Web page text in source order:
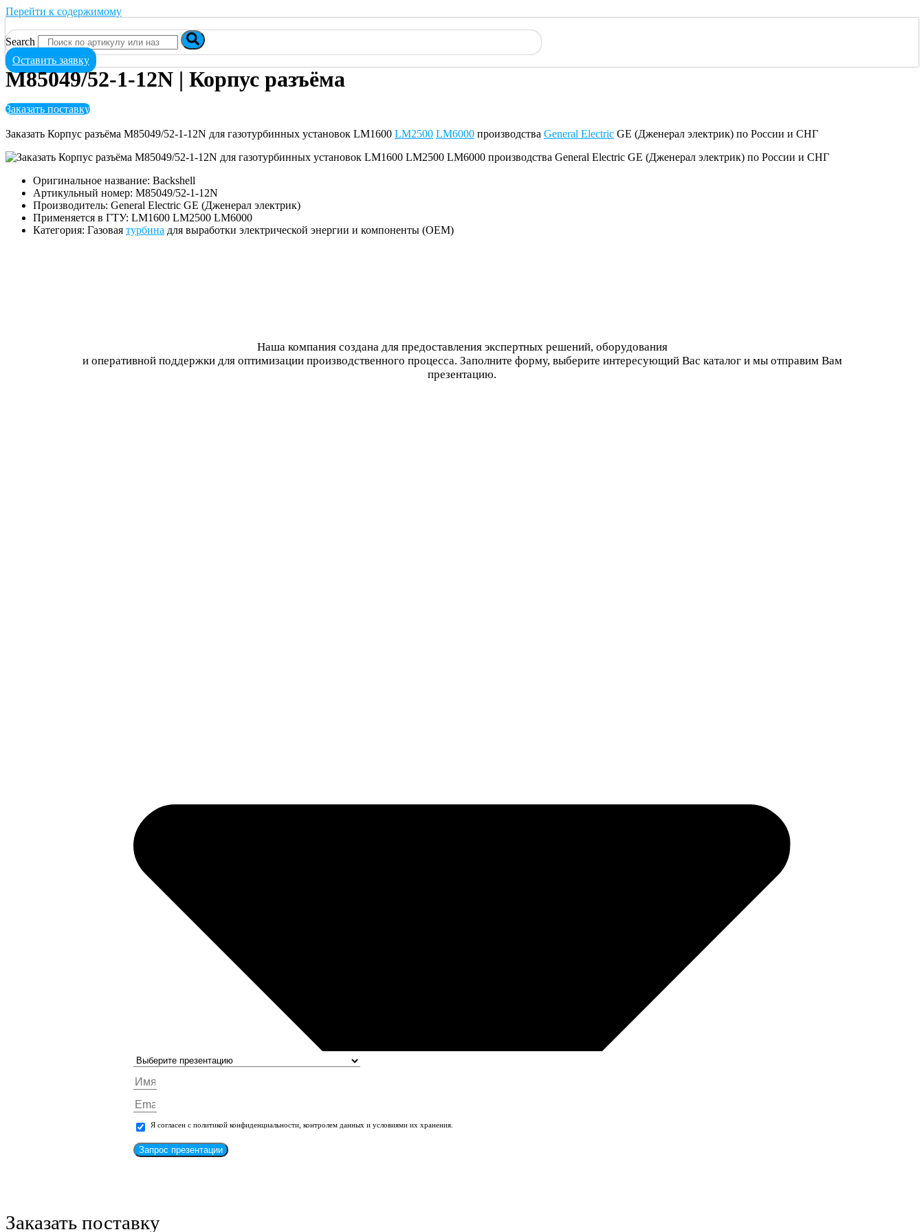
Перейти к содержимому
Search
Оставить заявку
M85049/52-1-12N | Корпус разъёма
Заказать поставку
Заказать Корпус разъёма M85049/52-1-12N для газотурбинных установок LM1600 LM2500 LM6000 производства General Electric GE (Дженерал электрик) по России и СНГ
Оригинальное название: Backshell
Артикульный номер: M85049/52-1-12N
Производитель: General Electric GE (Дженерал электрик)
Применяется в ГТУ: LM1600 LM2500 LM6000
Категория: Газовая турбина для выработки электрической энергии и компоненты (OEM)
Наша компания создана для предоставления экспертных решений, оборудования
и оперативной поддержки для оптимизации производственного процесса. Заполните форму, выберите интересующий Вас каталог и мы отправим Вам
презентацию.
Я согласен с политикой конфиденциальности, контролем данных и условиями их хранения.
Запрос презентации
Заказать поставку